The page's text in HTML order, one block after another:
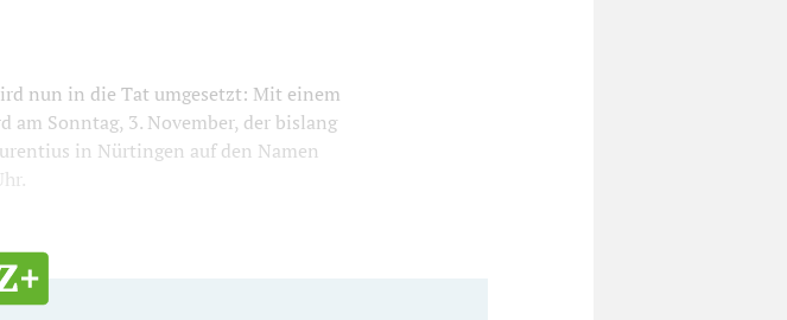
nun in die Tat umgesetzt: Mit einem
Sonntag, 3. November, der bislang
in Nürtingen auf den Namen